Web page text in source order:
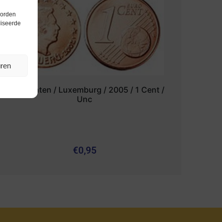
Euromunten / Luxemburg / 2005 / 1 Cent /
Unc
€0,95